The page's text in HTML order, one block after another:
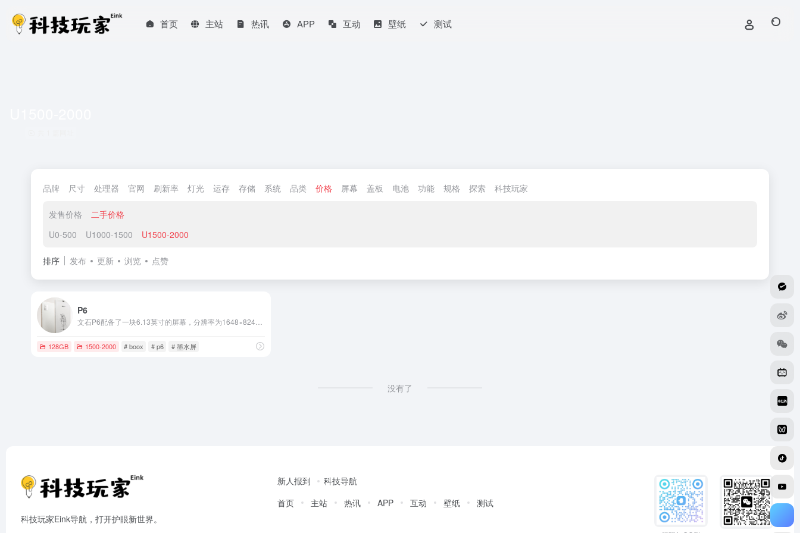
首页 主站 热讯 APP 互动 壁纸 测试
品牌 尺寸 处理器 官网 刷新率 灯光 运存 存储 系统 品类 价格 屏幕 盖板 电池 功能 规格 探索 科技玩家
发售价格
二手价格
U0-500
U1000-1500 U1500-2000
排序 发布 更新 浏览 点赞
P6
128GB 1500-2000 # boox # p6 # 墨水屏
没有了
科技玩家Eink导航，打开护眼新世界。
新人报到
科技导航
首页
主站 热讯 APP 互动 壁纸 测试